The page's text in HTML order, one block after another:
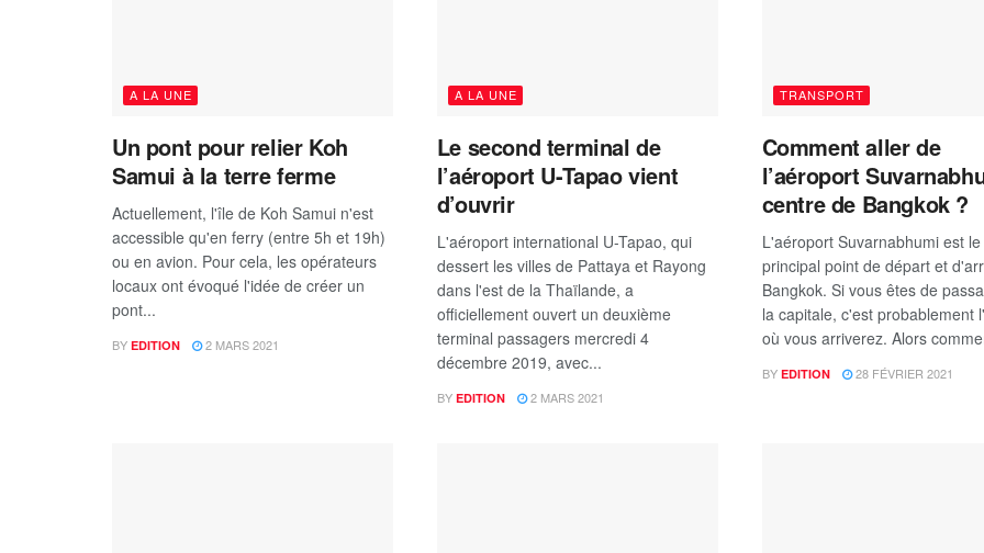
A LA UNE
Un pont pour relier Koh
Samui à la terre ferme
Actuellement, l'île de Koh Samui n'est
accessible qu'en ferry (entre 5h et 19h)
ou en avion. Pour cela, les opérateurs
locaux ont évoqué l'idée de créer un
pont...
BY EDITION 2 MARS 2021
A LA UNE
Le second terminal de
l’aéroport U-Tapao vient
d’ouvrir
L'aéroport international U-Tapao, qui
dessert les villes de Pattaya et Rayong
dans l'est de la Thaïlande, a
officiellement ouvert un deuxième
terminal passagers mercredi 4
décembre 2019, avec...
BY EDITION 2 MARS 2021
TRANSPORT
Comment aller de
l’aéroport
centre de Bangkok ?
L'aéroport Suvarnabhumi est le
principal point de départ et
Bangkok. Si vous êtes de
la capitale, c'est probablement
où vous arriverez. Alors
BY EDITION 28 FÉVRIER 2021